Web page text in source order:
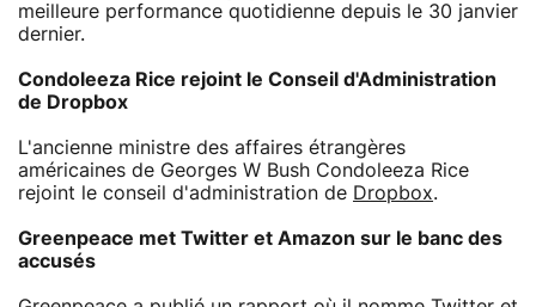
meilleure performance quotidienne depuis le 30 janvier
dernier.
Condoleeza Rice rejoint le Conseil d'Administration
de Dropbox
L'ancienne ministre des affaires étrangères
américaines de Georges W Bush Condoleeza Rice
rejoint le conseil d'administration de Dropbox.
Greenpeace met Twitter et Amazon sur le banc des
accusés